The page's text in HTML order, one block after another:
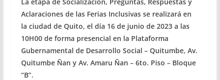
Aclaraciones de las Ferias Inclusivas se realizará en
la ciudad de Quito, el día 16 de junio de 2023 a las
10H00 de forma presencial en la Plataforma
Gubernamental de Desarrollo Social – Quitumbe, Av.
Quitumbe Ñan y Av. Amaru Ñan – 6to. Piso – Bloque
“B”.